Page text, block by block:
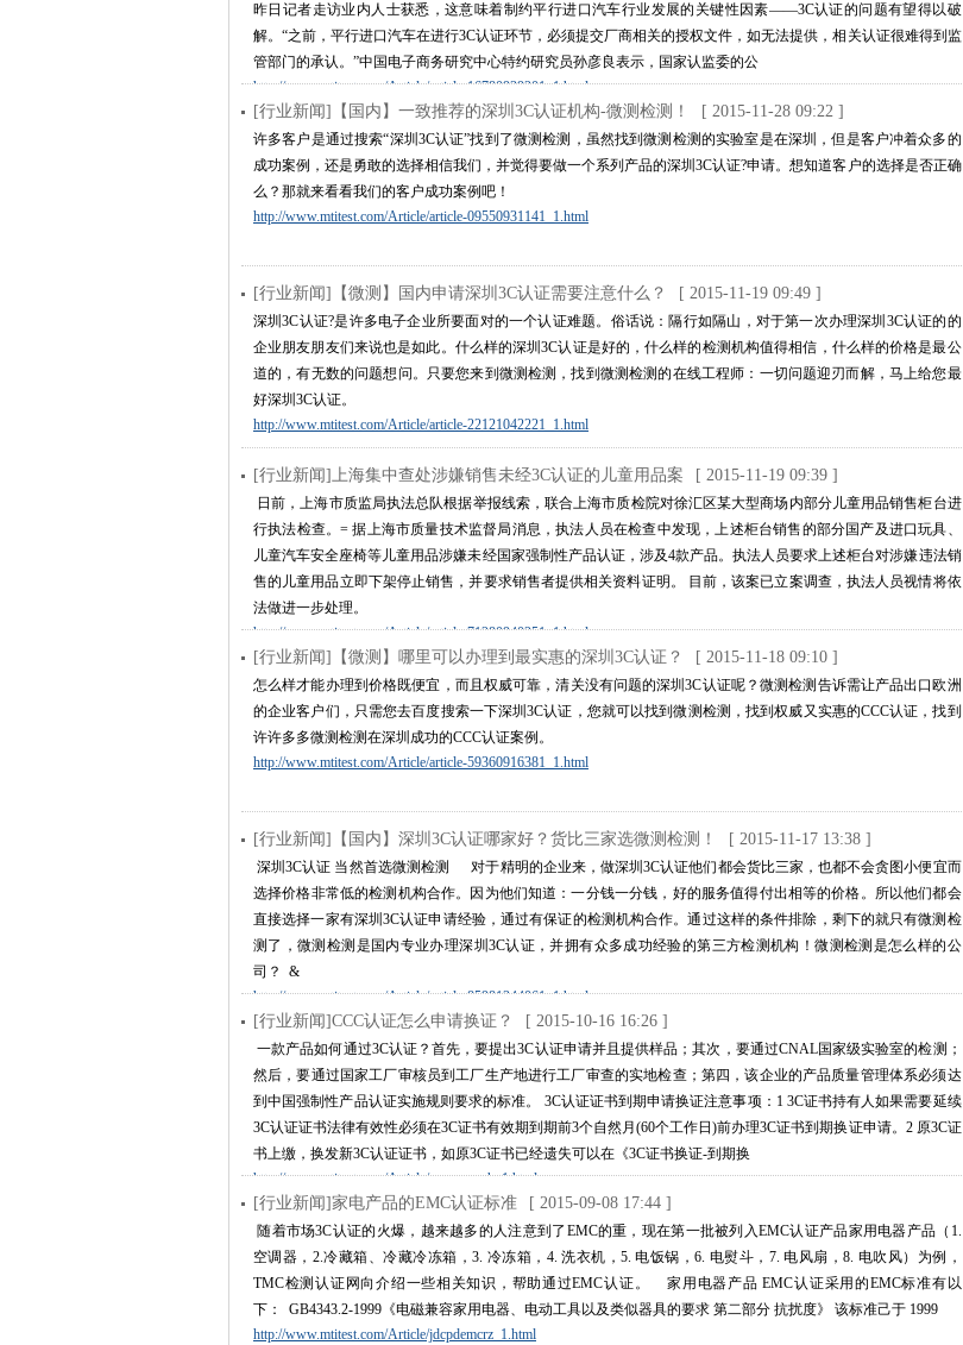
昨日记者走访业内人士获悉，这意味着制约平行进口汽车行业发展的关键性因素——3C认证的问题有望得以破
解。“之前，平行进口汽车在进行3C认证环节，必须提交厂商相关的授权文件，如无法提供，相关认证很难得到监
管部门的承认。”中国电子商务研究中心特约研究员孙彦良表示，国家认监委的公
http://www.mtitest.com/Article/article-16780939201_1.html
[行业新闻]【国内】一致推荐的深圳3C认证机构-微测检测！ [ 2015-11-28 09:22 ]
许多客户是通过搜索“深圳3C认证”找到了微测检测，虽然找到微测检测的实验室是在深圳，但是客户冲着众多的
成功案例，还是勇敢的选择相信我们，并觉得要做一个系列产品的深圳3C认证?申请。想知道客户的选择是否正确
么？那就来看看我们的客户成功案例吧！
http://www.mtitest.com/Article/article-09550931141_1.html
[行业新闻]【微测】国内申请深圳3C认证需要注意什么？ [ 2015-11-19 09:49 ]
深圳3C认证?是许多电子企业所要面对的一个认证难题。俗话说：隔行如隔山，对于第一次办理深圳3C认证的的
企业朋友朋友们来说也是如此。什么样的深圳3C认证是好的，什么样的检测机构值得相信，什么样的价格是最公
道的，有无数的问题想问。只要您来到微测检测，找到微测检测的在线工程师：一切问题迎刃而解，马上给您最
好深圳3C认证。
http://www.mtitest.com/Article/article-22121042221_1.html
[行业新闻]上海集中查处涉嫌销售未经3C认证的儿童用品案 [ 2015-11-19 09:39 ]
日前，上海市质监局执法总队根据举报线索，联合上海市质检院对徐汇区某大型商场内部分儿童用品销售柜台进
行执法检查。= 据上海市质量技术监督局消息，执法人员在检查中发现，上述柜台销售的部分国产及进口玩具、
儿童汽车安全座椅等儿童用品涉嫌未经国家强制性产品认证，涉及4款产品。执法人员要求上述柜台对涉嫌违法销
售的儿童用品立即下架停止销售，并要求销售者提供相关资料证明。 目前，该案已立案调查，执法人员视情将依
法做进一步处理。
http://www.mtitest.com/Article/article-71280940251_1.html
[行业新闻]【微测】哪里可以办理到最实惠的深圳3C认证？ [ 2015-11-18 09:10 ]
怎么样才能办理到价格既便宜，而且权威可靠，清关没有问题的深圳3C认证呢？微测检测告诉需让产品出口欧洲
的企业客户们，只需您去百度搜索一下深圳3C认证，您就可以找到微测检测，找到权威又实惠的CCC认证，找到
许许多多微测检测在深圳成功的CCC认证案例。
http://www.mtitest.com/Article/article-59360916381_1.html
[行业新闻]【国内】深圳3C认证哪家好？货比三家选微测检测！ [ 2015-11-17 13:38 ]
深圳3C认证 当然首选微测检测 对于精明的企业来，做深圳3C认证他们都会货比三家，也都不会贪图小便宜而
选择价格非常低的检测机构合作。因为他们知道：一分钱一分钱，好的服务值得付出相等的价格。所以他们都会
直接选择一家有深圳3C认证申请经验，通过有保证的检测机构合作。通过这样的条件排除，剩下的就只有微测检
测了，微测检测是国内专业办理深圳3C认证，并拥有众多成功经验的第三方检测机构！微测检测是怎么样的公
司？ &
http://www.mtitest.com/Article/article-85981344061_1.html
[行业新闻]CCC认证怎么申请换证？ [ 2015-10-16 16:26 ]
一款产品如何通过3C认证？首先，要提出3C认证申请并且提供样品；其次，要通过CNAL国家级实验室的检测；
然后，要通过国家工厂审核员到工厂生产地进行工厂审查的实地检查；第四，该企业的产品质量管理体系必须达
到中国强制性产品认证实施规则要求的标准。 3C认证证书到期申请换证注意事项：1 3C证书持有人如果需要延续
3C认证证书法律有效性必须在3C证书有效期到期前3个自然月(60个工作日)前办理3C证书到期换证申请。2 原3C证
书上缴，换发新3C认证证书，如原3C证书已经遗失可以在《3C证书换证-到期换
http://www.mtitest.com/Article/cccrzzmsqh_1.html
[行业新闻]家电产品的EMC认证标准 [ 2015-09-08 17:44 ]
随着市场3C认证的火爆，越来越多的人注意到了EMC的重，现在第一批被列入EMC认证产品家用电器产品（1.
空调器，2.冷藏箱、冷藏冷冻箱，3. 冷冻箱，4. 洗衣机，5. 电饭锅，6. 电熨斗，7. 电风扇，8. 电吹风）为例，
TMC检测认证网向介绍一些相关知识，帮助通过EMC认证。 家用电器产品 EMC认证采用的EMC标准有以
下： GB4343.2-1999《电磁兼容家用电器、电动工具以及类似器具的要求 第二部分 抗扰度》 该标准己于 1999
http://www.mtitest.com/Article/jdcpdemcrz_1.html